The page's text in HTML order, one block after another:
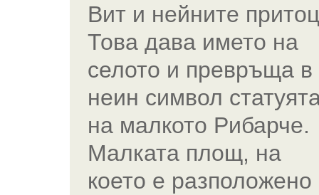
Вит и нейните
Това дава името на
селото и превръща в
неин символ
на малкото Рибарче.
Малката площ, на
което е разположено